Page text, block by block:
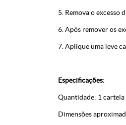
5. Remova o excesso
6. Após remover os
7. Aplique uma leve
Especificações:
Quantidade: 1
Dimensões